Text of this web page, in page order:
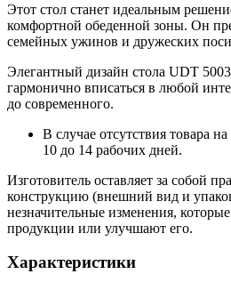
Этот стол станет идеальным
комфортной обеденной зоны. Он
семейных ужинов и дружеских
Элегантный дизайн стола UDT
гармонично вписаться в любой
до современного.
В случае отсутствия товара
10 до 14 рабочих дней.
Изготовитель оставляет за собой
конструкцию (внешний вид и
незначительные изменения,
продукции или улучшают его.
Характеристики